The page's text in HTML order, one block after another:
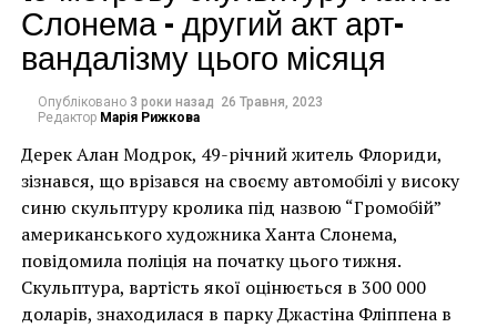
Чоловік позує під макетом чайки, яка ось-ось
накинеться на упаковку чіпсів – сюжет графіті, що
має ознаки вуличного художника Бенксі, на стіні в
Лоустофті на східному узбережжі Англії 8 серпня 2021
року. (Фото Джастіна Талліса / AFP)
В інтерв’ю “Таймс” пан Куттс сказав:
Слонема – другий акт арт-
вандалізму цього місяця
Опубліковано 3 роки назад 26 Травня, 2023
Редактор Марія Рижкова
Дерек Алан Модрок, 49-річний житель Флориди,
зізнався, що врізався на своєму автомобілі у високу
синю скульптуру кролика під назвою “Громобій”
американського художника Ханта Слонема,
повідомила поліція на початку цього тижня.
Скульптура, вартість якої оцінюється в 300 000
доларів, знаходилася в парку Джастіна Фліппена в